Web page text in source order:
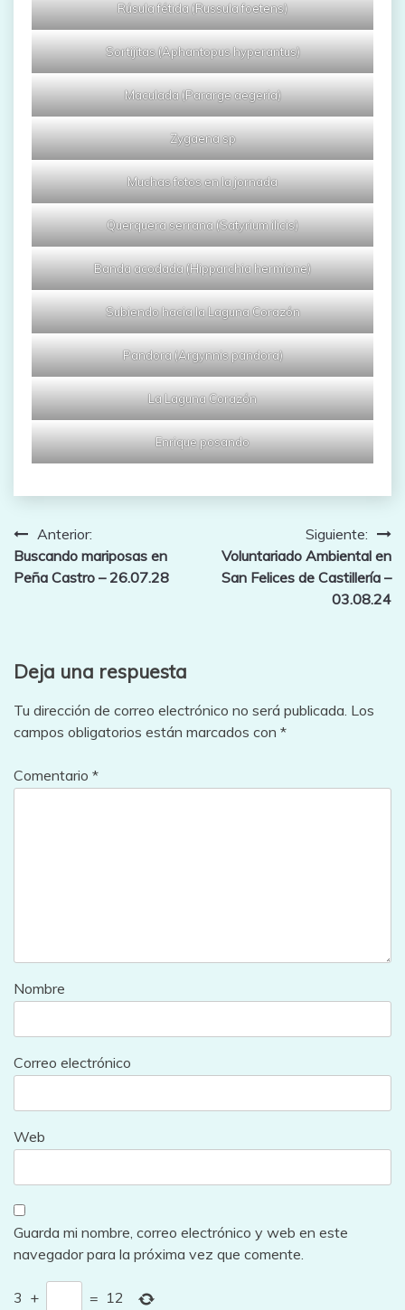
Rúsula fétida (Russula foetens)
Sortijitas (Aphantopus hyperantus)
Maculada (Pararge aegeria)
Zygaena sp
Muchas fotos en la jornada
Querquera serrana (Satyrium ilicis)
Banda acodada (Hipparchia hermione)
Subiendo hacia la Laguna Corazón
Pandora (Argynnis pandora)
La Laguna Corazón
Enrique posando
Navegación
de
Anterior:
Buscando mariposas en
Peña Castro – 26.07.28
Siguiente:
Voluntariado Ambiental en
San Felices de Castillería –
03.08.24
Deja una respuesta
Tu dirección de correo electrónico no será publicada. Los
campos obligatorios están marcados con *
Comentario *
Nombre
Correo electrónico
Web
Guarda mi nombre, correo electrónico y web en este
navegador para la próxima vez que comente.
3 + = 12